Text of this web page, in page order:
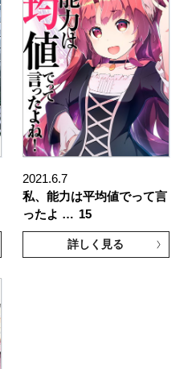
2021.6.7
私、能力は平均値でって言
ったよ … 15
詳しく見る